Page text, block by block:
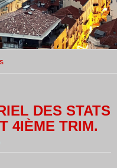
DES STATS
4IÈME TRIM.